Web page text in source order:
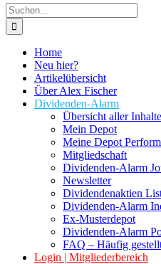
Suche
nach:
Home
Neu hier?
Artikelübersicht
Über Alex Fischer
Dividenden-Alarm
Übersicht aller Inhalte
Mein Depot
Meine Depot
Mitgliedschaft
Dividenden-Alarm
Newsletter
Dividendenaktien
Dividenden-Alarm
Ex-Musterdepot
Dividenden-Alarm
FAQ – Häufig
Login | Mitgliederbereich